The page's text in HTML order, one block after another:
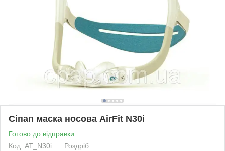
Сіпап маска носова AirFit N30i
Готово до відправки
Код: AT_N30i
Роздріб